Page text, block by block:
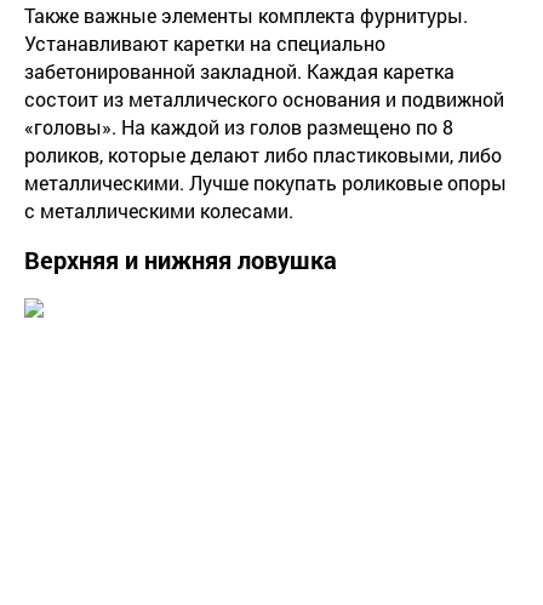
Также важные элементы комплекта фурнитуры.
Устанавливают каретки на специально
забетонированной закладной. Каждая каретка
состоит из металлического основания и подвижной
«головы». На каждой из голов размещено по 8
роликов, которые делают либо пластиковыми, либо
металлическими. Лучше покупать роликовые опоры
с металлическими колесами.
Верхняя и нижняя ловушка